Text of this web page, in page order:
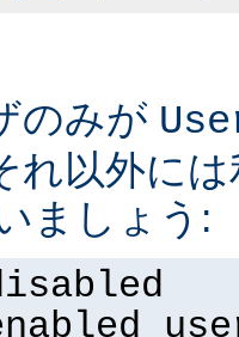
のみが
れ以外に
ましょう: